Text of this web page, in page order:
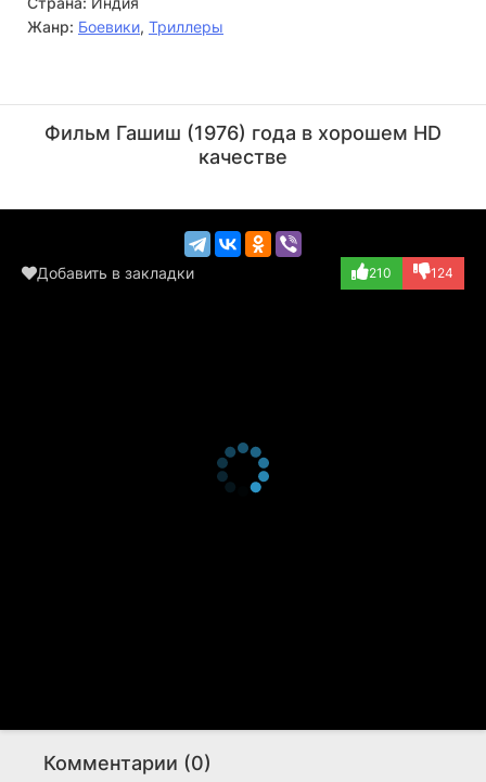
Жанр: Боевики, Триллеры
(Police Inspecto...)
(No. 10)
Фильм Гашиш (1976) года в хорошем HD
качестве
Добавить в закладки 210 124
Комментарии (0)